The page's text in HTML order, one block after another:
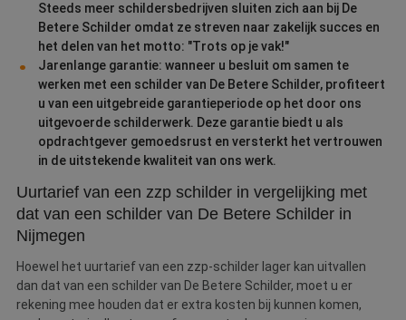
Steeds meer schildersbedrijven sluiten zich aan bij De
Betere Schilder omdat ze streven naar zakelijk succes en
het delen van het motto: "Trots op je vak!"
Jarenlange garantie: wanneer u besluit om samen te
werken met een schilder van De Betere Schilder, profiteert
u van een uitgebreide garantieperiode op het door ons
uitgevoerde schilderwerk. Deze garantie biedt u als
opdrachtgever gemoedsrust en versterkt het vertrouwen
in de uitstekende kwaliteit van ons werk.
Uurtarief van een zzp schilder in vergelijking met
dat van een schilder van De Betere Schilder in
Nijmegen
Hoewel het uurtarief van een zzp-schilder lager kan uitvallen
dan dat van een schilder van De Betere Schilder, moet u er
rekening mee houden dat er extra kosten bij kunnen komen,